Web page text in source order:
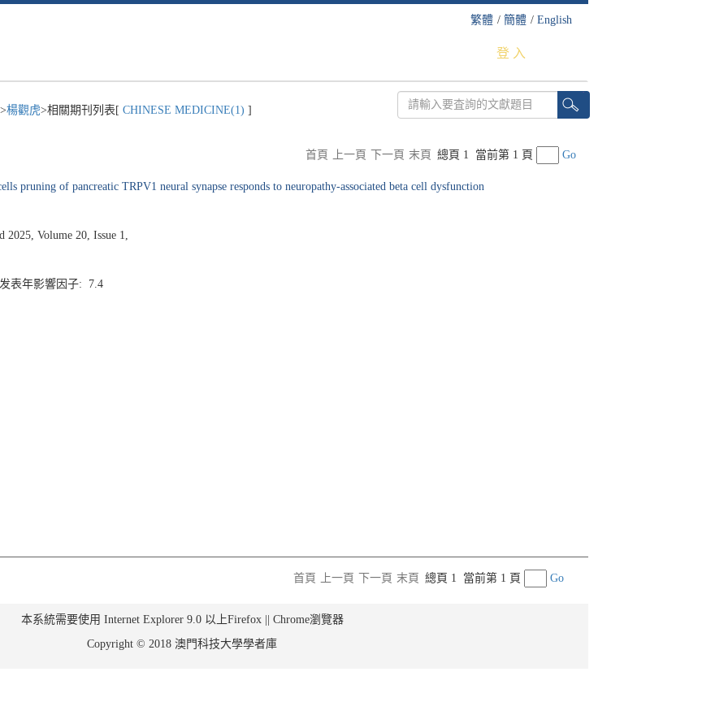
繁體 / 簡體 / English
登 入
>楊觀虎>相關期刊列表[ CHINESE MEDICINE(1) ]
首頁 上一頁 下一頁 末頁 總頁 1 當前第 1 頁 Go
pruning of pancreatic TRPV1 neural synapse responds to neuropathy-associated beta cell dysfunction
Volume 20, Issue 1,
表年影響因子: 7.4
首頁
上一頁 下一頁 末頁 總頁 1 當前第 1 頁 Go
本系統需要使用 Internet Explorer 9.0 以上Firefox || Chrome瀏覽器
Copyright © 2018 澳門科技大學學者庫